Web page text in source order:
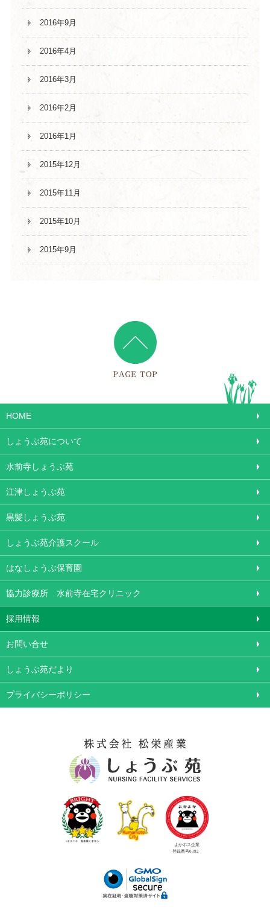
2016年9月
2016年4月
2016年3月
2016年2月
2016年1月
2015年12月
2015年11月
2015年10月
2015年9月
HOME
しょうぶ苑について
水前寺しょうぶ苑
江津しょうぶ苑
黒髪しょうぶ苑
しょうぶ苑介護スクール
はなしょうぶ保育園
協力診療所 水前寺在宅クリニック
採用情報
お問い合せ
しょうぶ苑だより
プライバシーポリシー